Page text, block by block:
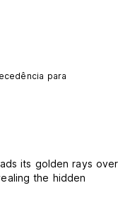
para
its golden rays over
the hidden